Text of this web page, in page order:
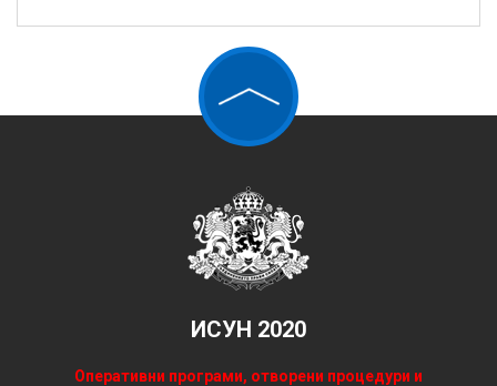
ИСУН 2020
Оперативни програми, отворени процедури и